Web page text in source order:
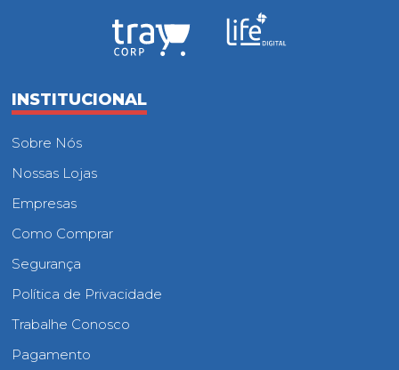
INSTITUCIONAL
Sobre Nós
Nossas Lojas
Empresas
Como Comprar
Segurança
Política de Privacidade
Trabalhe Conosco
Pagamento